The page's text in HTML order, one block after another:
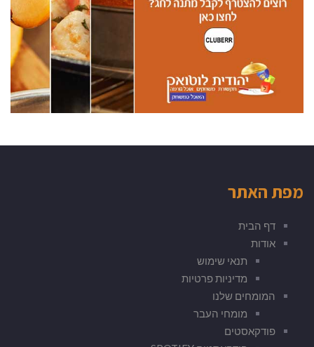
מפת האתר
דף הבית
אודות
תנאי שימוש
מדיניות פרטיות
המומחים שלנו
מומחי העבר
פודקאסטים